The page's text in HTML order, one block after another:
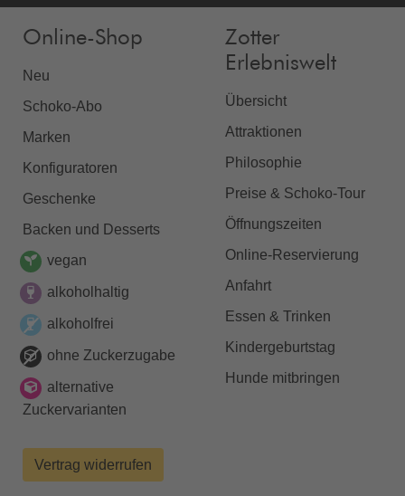
Online-Shop
Neu
Schoko-Abo
Marken
Konfiguratoren
Geschenke
Backen und Desserts
vegan
alkoholhaltig
alkoholfrei
ohne Zuckerzugabe
alternative
Zuckervarianten
Vertrag widerrufen
Zotter
Erlebniswelt
Übersicht
Attraktionen
Philosophie
Preise & Schoko-Tour
Öffnungszeiten
Online-Reservierung
Anfahrt
Essen & Trinken
Kindergeburtstag
Hunde mitbringen